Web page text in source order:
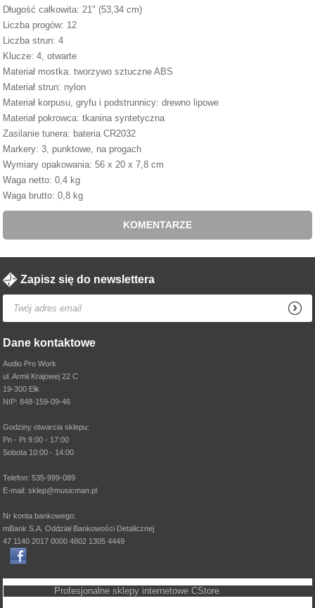
Długość całkowita: 21" (53,34 cm)
Liczba progów: 12
Liczba strun: 4
Klucze: 4, otwarte
Materiał mostka: tworzywo sztuczne ABS
Materiał strun: nylon
Materiał korpusu, gryfu i podstrunnicy: drewno lipowe
Materiał pokrowca: tkanina syntetyczna
Zasilanie tunera: bateria CR2032
Markery: 3, punktowe, na progach
Wymiary opakowania: 56 x 20 x 7,8 cm
Waga netto: 0,4 kg
Waga brutto: 0,8 kg
KOMENTARZE
Zapisz się do newslettera
Dane kontaktowe
Audio Pro Work
ul. Armii Krajowej 22 C
19-300 Ełk
NIP: 848-159-09-46
Godziny otwarcia sklepu:
Pn - Pt 9:00 - 17:00
Sobota 10:00 - 14:00
Telefon: 535-999-089
E-mail: sklep@musicman.pl
Nr konta bankowego:
mBank S.A. Oddział Bankowości Detalicznej
47 1140 2017 0000 4802 1305 4449
Profesjonalne sklepy internetowe CStore